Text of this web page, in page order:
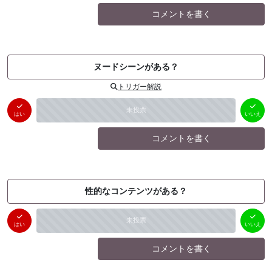
コメントを書く
ヌードシーンがある？
トリガー解説
はい 未投票
いいえ
（ 0件）
いいえ
コメントを書く
性的なコンテンツがある？
はい 未投票
いいえ
（ 0件）
いいえ
コメントを書く